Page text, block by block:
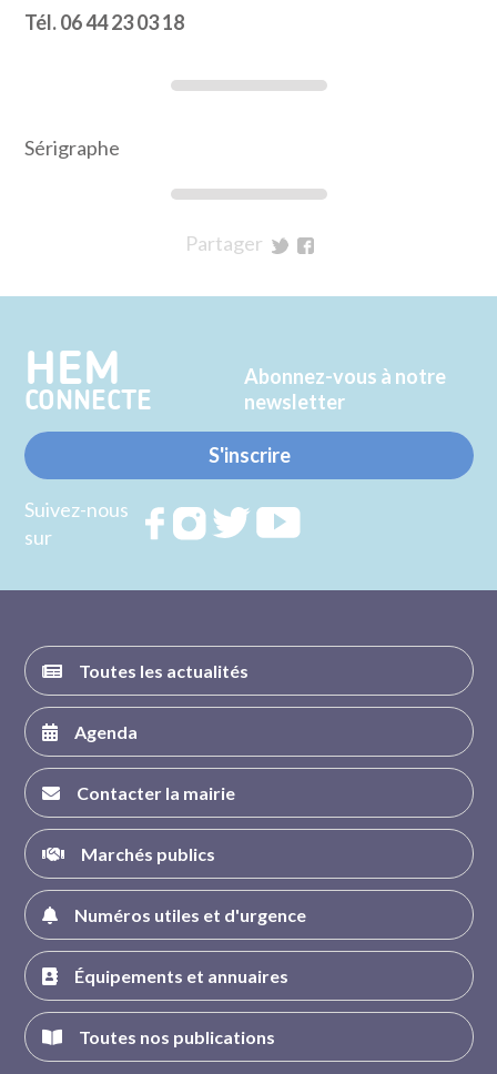
Tél. 06 44 23 03 18
Sérigraphe
Partager
Twitter
Facebook
HEM
CONNECTE
Abonnez-vous à notre
newsletter
S'inscrire
Suivez-nous
sur
RejoignezRejoignezRejoignez
Toutes les actualités
Agenda
Contacter la mairie
Marchés publics
Numéros utiles et d'urgence
Équipements et annuaires
Toutes nos publications